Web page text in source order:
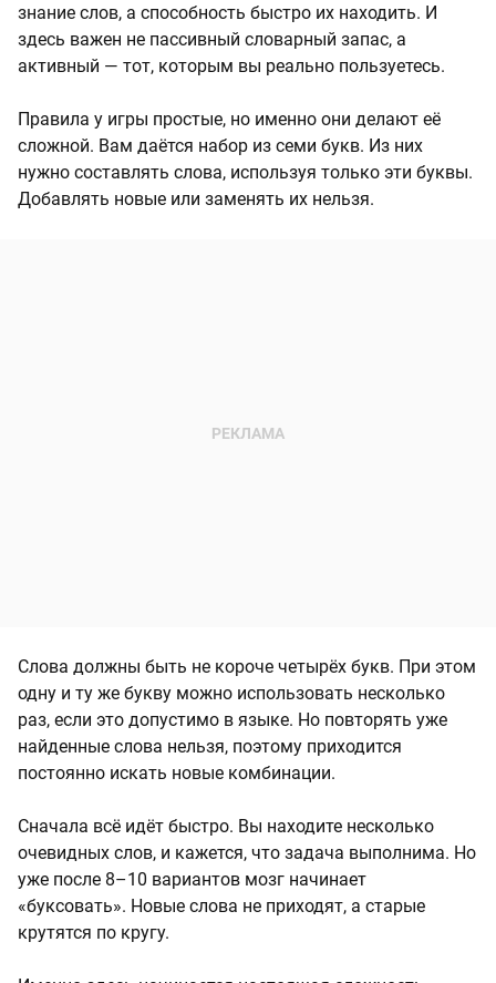
знание слов, а способность быстро их находить. И
здесь важен не пассивный словарный запас, а
активный — тот, которым вы реально пользуетесь.
Правила у игры простые, но именно они делают её
сложной. Вам даётся набор из семи букв. Из них
нужно составлять слова, используя только эти буквы.
Добавлять новые или заменять их нельзя.
Слова должны быть не короче четырёх букв. При этом
одну и ту же букву можно использовать несколько
раз, если это допустимо в языке. Но повторять уже
найденные слова нельзя, поэтому приходится
постоянно искать новые комбинации.
Сначала всё идёт быстро. Вы находите несколько
очевидных слов, и кажется, что задача выполнима. Но
уже после 8–10 вариантов мозг начинает
«буксовать». Новые слова не приходят, а старые
крутятся по кругу.